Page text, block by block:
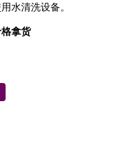
水清洗设备。
拿货